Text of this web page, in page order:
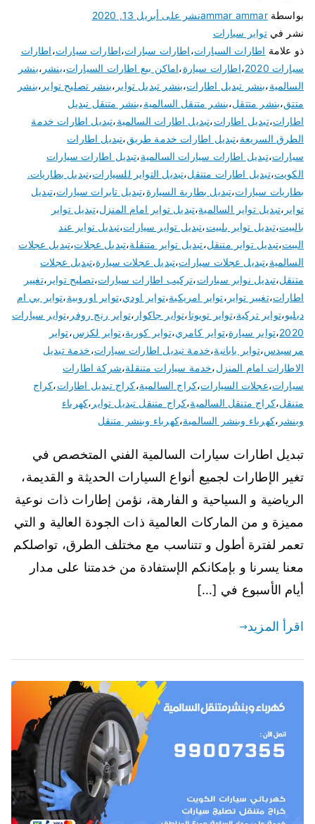
بواسطةammar ammarنشر على أبريل 13, 2020
نشر فيتواير سيارات
ذو علامة اطارات السيارات،اطارات سبارات،اطارات سيارات،اطارات
سيارات 2020
،اطارات سيارة،اماكن بيع اطارات السيارات،بنشر ،بنشر
السالمية،بنشر تبديل اطارات،بنشر تبديل تواير ،بنشر تصليح تواير ،بنشر
متتق،بنشر متتقل،بنشر متنقل السالمية،بنشر متنقل تبديل
اطارات،تبديل اطارات،تبديل اطارات السالمية،تبديل اطارات خدمة
الطرق السريعة،تبديل اطارات خدمة طريق،تبديل اطارات
سيارات،تبديل اطارات سيارات السالمية،تبديل اطارات سيارات
الكويت،تبديل اطارات متنقل،تبديل التواير للسيارات،تبديل بطاريات.
بطاريات سيارات،تبديل بطارية السيارة،تبديل تايرات سيارات،تبديل
تواير ،تبديل تواير السالمية،تبديل تواير امام المنزل،تبديل تواير
بالبيت،تبديل تواير بلبيت،تبديل تواير سيارات،تبديل تواير عند
البيت،تبديل تواير متنقل،تبديل تواير متنقلة،تبديل عجلات،تبديل عجلات
السالمية،تبديل عجلات سيارات،تبديل عجلات سيارة،تبديل عجلات
متنقل،تبديل نوابر سيارات،تركيب اطارات سيارات،تصليح تواير ،تغيير
اطارات،تغيير تواير ،تواير امريكية،تواير اودي،تواير اوروبية،تواير بي ام
دبليو،تواير تركية،تواير تويوتا،تواير جاكوار ،تواير رنج روفر ،تواير سيارات
2020،تواير سيارة،تواير كامري،تواير كورية،تواير لكزس،تواير
مرسيدس،تواير يابانية،خدمة تبديل اطارات سيارات،خدمة تبديل
الاطارات امام المنزل،خدمة سيارات متنقلة،شركة اطارات
سيارات،عجلات السيارات،كراج السالمية،كراج تبديل اطارات،كراج
متنقل،كراج متنقل السالمية،كراج متنقل تبديل تواير ،كهرباء
وبنشر ،كهرباء وبنشر السالمية،كهرباء وبنشر متنقل
تبديل اطارات سيارات السالمية الفني المتخصص في
تغير الإطارات لجميع أنواع السيارات الحديثة و القديمة،
الرياضية و السياحية و الفارهة، نؤمن إطارات ذات نوعية
مميزة و من الماركات العالمية ذات الجودة العالية و التي
تعمر لفترة أطول و تتناسب مع مختلف الطرق، تواصلكم
معنا يسرنا و بإمكانكم الإستفادة من خدمتنا على مدار
أيام الأسبوع في […]
اقرأ المزيد